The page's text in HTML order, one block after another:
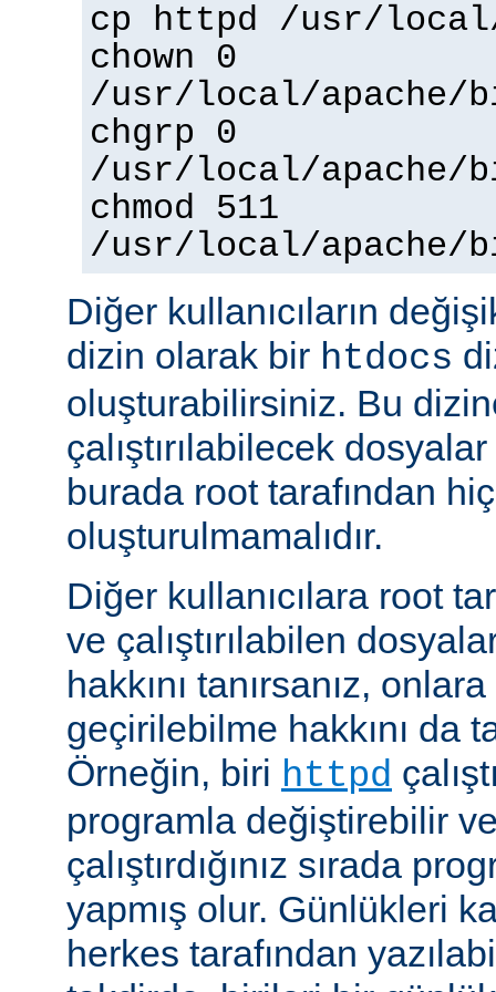
cp httpd /usr/
chown 0
/usr/local/apache/
chgrp 0
/usr/local/apache/
chmod 511
/usr/local/apache/
Diğer kullanıcıların
dizin olarak bir htdocs
oluşturabilirsiniz. Bu
çalıştırılabilecek
burada root tarafından
oluşturulmamalıdır.
Diğer kullanıcılara root
ve çalıştırılabilen
hakkını tanırsanız,
geçirilebilme hakkını da
Örneğin, biri httpd
programla değiştirebilir
çalıştırdığınız sırada
yapmış olur. Günlükleri
herkes tarafından